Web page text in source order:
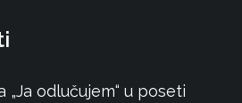
odlučujem“ u poseti